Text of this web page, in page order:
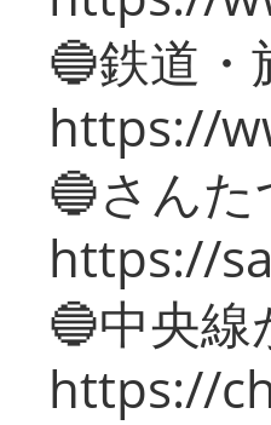
🔵鉄道
https://
🔵さん
https://
🔵中央
https://